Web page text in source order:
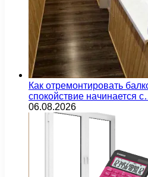
Как отремонтировать
спокойствие начинается
06.08.2026